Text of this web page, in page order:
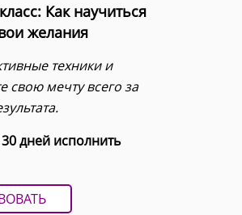
Как научиться
желания
техники и
свою мечту всего за
дней исполнить